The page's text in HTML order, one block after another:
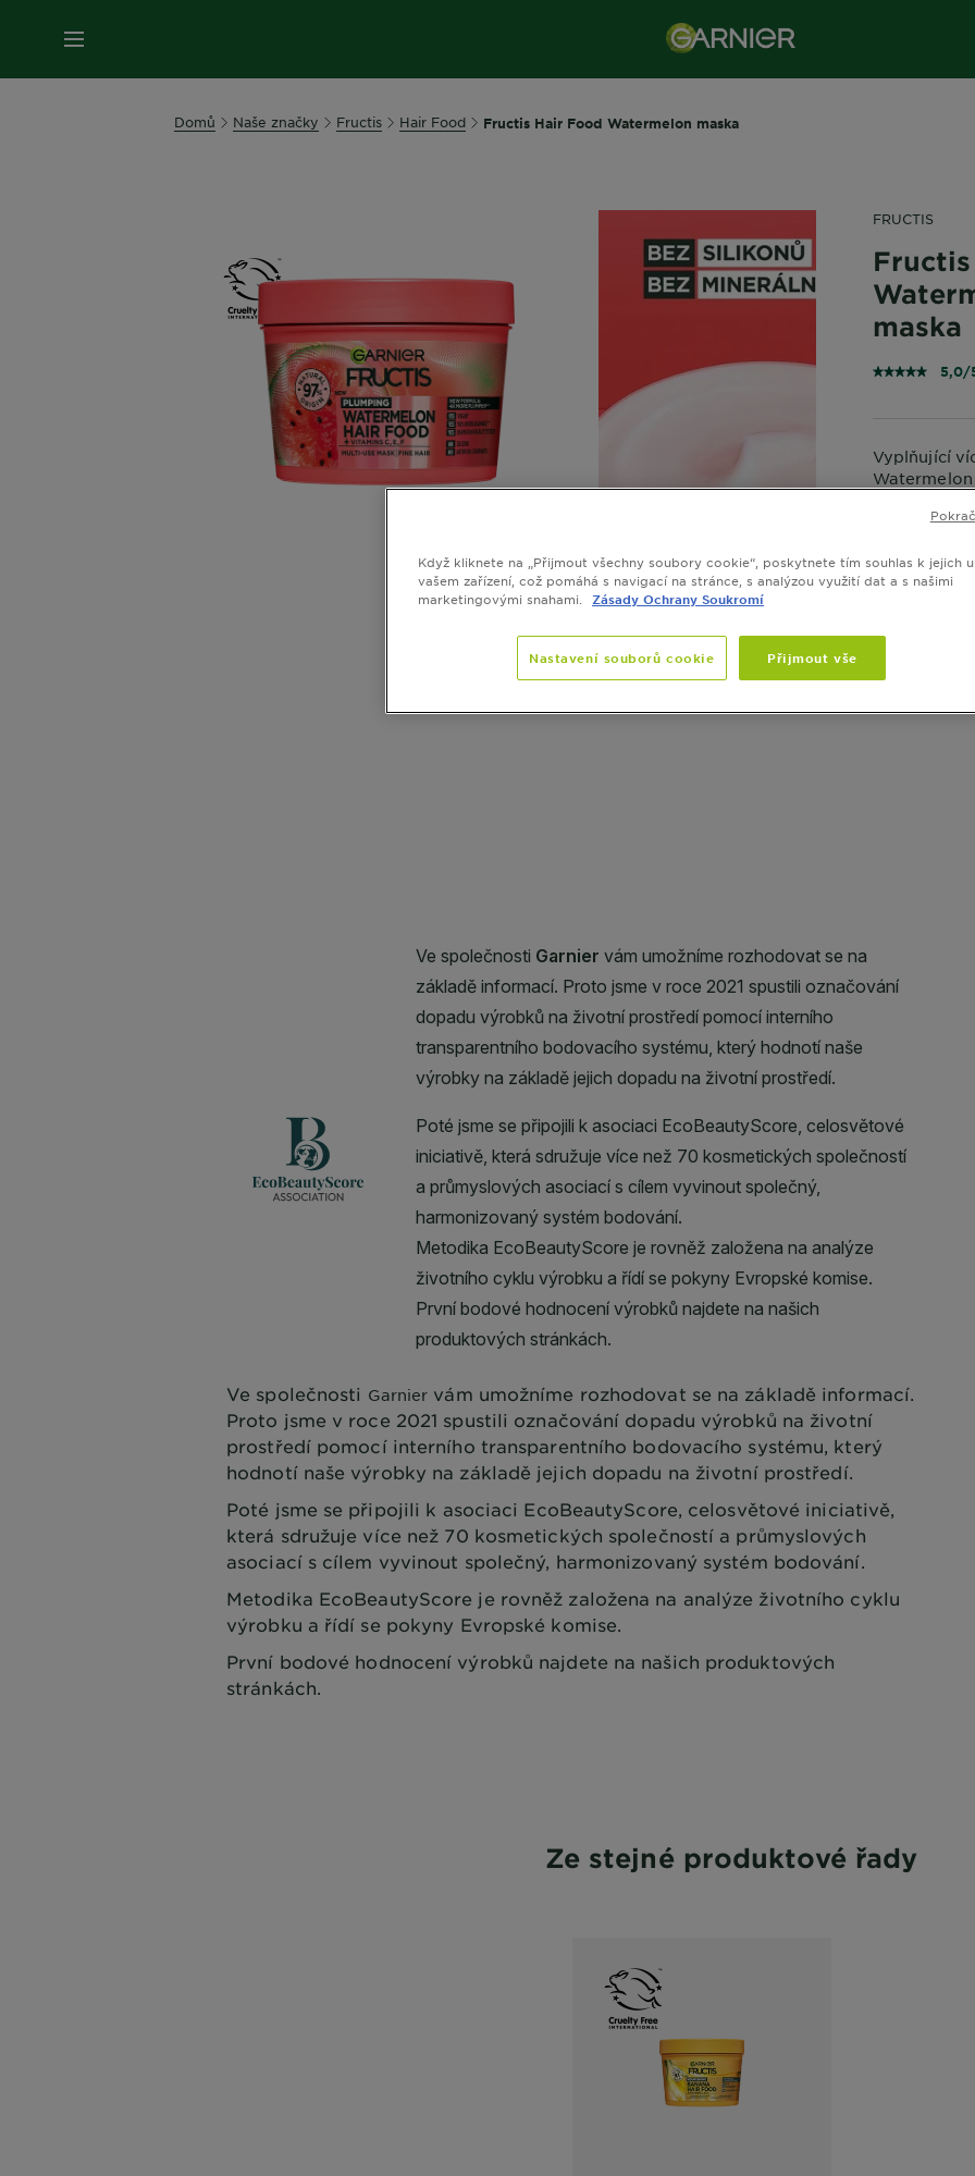
MENU
Domů Naše značky Fructis Hair Food Fructis Hair Food Watermelon maska
SLIDE 1SLIDE 2
SLIDE 3
SLIDE 4SLIDE 5
FRUCTIS
maska
5,0/
Vyplňující
rozčesává
Ve společnosti Garnier vám umožníme rozhodovat se na základě informací.
Proto jsme v roce 2021 spustili označování dopadu výrobků na životní
prostředí pomocí interního transparentního bodovacího systému, který
hodnotí naše výrobky na základě jejich dopadu na životní prostředí.
Poté jsme se připojili k asociaci EcoBeautyScore, celosvětové iniciativě,
která sdružuje více než 70 kosmetických společností a průmyslových
asociací s cílem vyvinout společný, harmonizovaný systém bodování.
Metodika EcoBeautyScore je rovněž založena na analýze životního cyklu
výrobku a řídí se pokyny Evropské komise.
První bodové hodnocení výrobků najdete na našich produktových
stránkách.
Ze stejné produktové řady
Když kliknete na „Přijmout všechny soubory cookie“, poskytnete tím souhlas k jejich
vašem zařízení, což pomáhá s navigací na stránce, s analýzou využití dat a s našimi
marketingovými snahami.
Zásady Ochrany Soukromí
Nastavení souborů cookie Přijmout vše